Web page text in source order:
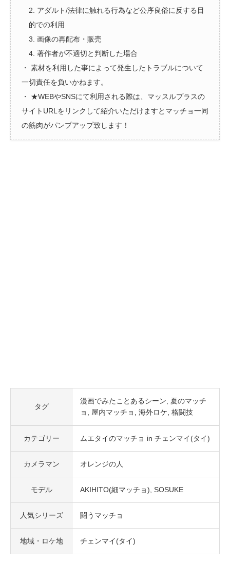
2. アダルト/法律に触れる行為など公序良俗に反する目
的での利用
3. 画像の再配布・販売
4. 著作者が不適切と判断した場合
・ 素材を利用した事によって発生したトラブルについて
一切責任を負いかねます。
・ ★WEBやSNSにて利用される際は、マッスルプラスの
サイトURLをリンクして紹介いただけますとマッチョ一同
の筋肉がパンプアップ致します！
タグ
漫画でみたことあるシーン
夏のマッチ
ョ
屋内マッチョ 海外ロケ 格闘技
カテゴリー ムエタイのマッチョ in チェンマイ(タイ)
カメラマン オレンジの人
モデル AKIHITO(細マッチョ) SOSUKE
人気シリーズ 闘うマッチョ
地域・ロケ地 チェンマイ(タイ)